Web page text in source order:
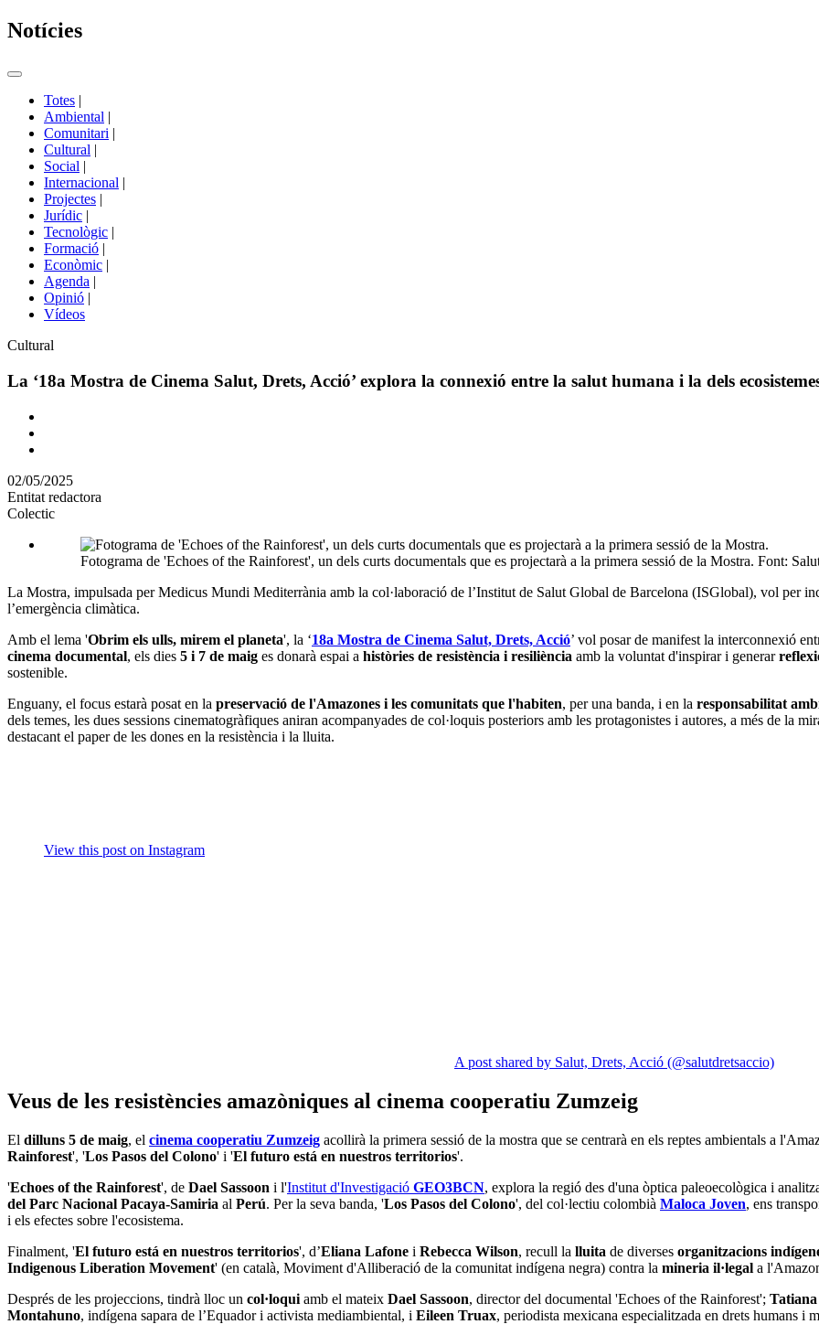
Notícies
Commutador
portals
Totes |
Ambiental |
Comunitari |
Cultural |
Social |
Internacional |
Projectes |
Jurídic |
Tecnològic |
Formació |
Econòmic |
Agenda |
Opinió |
Vídeos
Àmbit
la
Cultural
La ‘18a Mostra de Cinema Salut, Drets, Acció’ explora la connexió entre la salut humana i la dels
Comparteix
altres
xarxes
socials
02/05/2025
Entitat redactora
Colectic
Fotograma de 'Echoes of the Rainforest', un dels curts documentals que es projectarà a la primera sessió de la Mostra. Font:
La Mostra, impulsada per Medicus Mundi Mediterrània amb la col·laboració de l’Institut de Salut Global de Barcelona (ISGlobal), vol per
l’emergència climàtica.
Amb el lema 'Obrim els ulls, mirem el planeta', la ‘18a Mostra de Cinema Salut, Drets, Acció’ vol posar de manifest la interconnexió
cinema documental, els dies 5 i 7 de maig es donarà espai a històries de resistència i resiliència amb la voluntat d'inspirar i generar
sostenible.
Enguany, el focus estarà posat en la preservació de l'Amazones i les comunitats que l'habiten, per una banda, i en la responsabilitat
dels temes, les dues sessions cinematogràfiques aniran acompanyades de col·loquis posteriors amb les protagonistes i autores, a més de la
destacant el paper de les dones en la resistència i la lluita.
View this post on Instagram
A post shared by Salut, Drets, Acció (@salutdretsaccio)
Veus de les resistències amazòniques al cinema cooperatiu Zumzeig
El dilluns 5 de maig, el cinema cooperatiu Zumzeig acollirà la primera sessió de la mostra que se centrarà en els reptes ambientals a
Rainforest', 'Los Pasos del Colono' i 'El futuro está en nuestros territorios'.
'Echoes of the Rainforest', de Dael Sassoon i l'Institut d'Investigació GEO3BCN, explora la regió des d'una òptica paleoecològica i
del Parc Nacional Pacaya-Samiria al Perú. Per la seva banda, 'Los Pasos del Colono', del col·lectiu colombià Maloca Joven, ens
i els efectes sobre l'ecosistema.
Finalment, 'El futuro está en nuestros territorios', d’Eliana Lafone i Rebecca Wilson, recull la lluita de diverses organitzacions
Indigenous Liberation Movement' (en català, Moviment d'Alliberació de la comunitat indígena negra) contra la mineria il·legal a
Després de les projeccions, tindrà lloc un col·loqui amb el mateix Dael Sassoon, director del documental 'Echoes of the Rainforest';
Montahuno, indígena sapara de l’Equador i activista mediambiental, i Eileen Truax, periodista mexicana especialitzada en drets humans i